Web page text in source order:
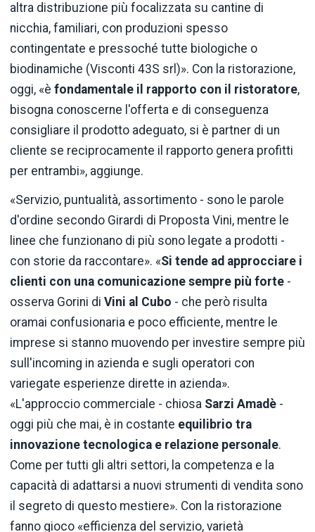
altra distribuzione più focalizzata su cantine di
nicchia, familiari, con produzioni spesso
contingentate e pressoché tutte biologiche o
biodinamiche (Visconti 43S srl)». Con la ristorazione,
oggi, «è fondamentale il rapporto con il ristoratore,
bisogna conoscerne l'offerta e di conseguenza
consigliare il prodotto adeguato, si è partner di un
cliente se reciprocamente il rapporto genera profitti
per entrambi», aggiunge.
«Servizio, puntualità, assortimento - sono le parole
d'ordine secondo Girardi di Proposta Vini, mentre le
linee che funzionano di più sono legate a prodotti -
con storie da raccontare». «Si tende ad approcciare i
clienti con una comunicazione sempre più forte -
osserva Gorini di Vini al Cubo - che però risulta
oramai confusionaria e poco efficiente, mentre le
imprese si stanno muovendo per investire sempre più
sull'incoming in azienda e sugli operatori con
variegate esperienze dirette in azienda».
«L'approccio commerciale - chiosa Sarzi Amadè -
oggi più che mai, è in costante equilibrio tra
innovazione tecnologica e relazione personale.
Come per tutti gli altri settori, la competenza e la
capacità di adattarsi a nuovi strumenti di vendita sono
il segreto di questo mestiere». Con la ristorazione
fanno gioco «efficienza del servizio, varietà